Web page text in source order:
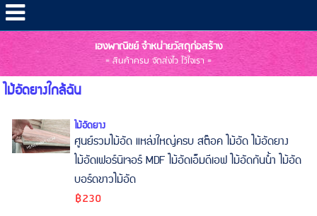
เฮงพาณิชย์ จำหน่ายวัสดุก่อสร้าง
= สินค้าครบ จัดส่งไว ไว้ใจเรา =
ไม้อัดยางใกล้ฉัน
ไม้อัดยาง
ศูนย์รวมไม้อัด แหล่งใหญ่ครบ สต๊อค ไม้อัด ไม้อัดยาง
ไม้อัดเฟอร์นิเจอร์ MDF ไม้อัดเอ็มดีเอฟ ไม้อัดกันน้ำ ไม้อัด
บอร์ดขาวไม้อัด
฿230